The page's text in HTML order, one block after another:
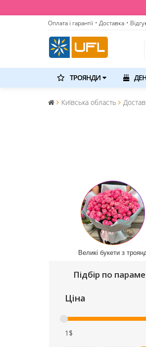
Оплата і гарантії • Доставка •
ТРОЯНДИ
Київська область
Великі букети з
Підбір по
Ціна
1$